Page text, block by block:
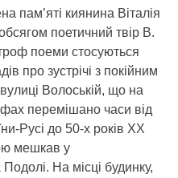
пам’яті киянина Віталія
поетичний твір В.
поеми стосуються
про зустрічі з покійним
Волоській, що на
перемішано часи від
Русі до 50-х років ХХ
мешкав у
Подолі. На місці будинку,